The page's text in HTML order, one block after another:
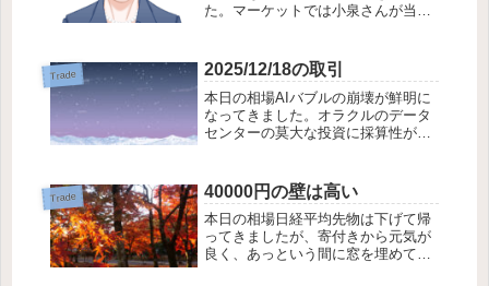
た。マーケットでは小泉さんが当選
した時と、まったく正反対の動きと
なりました。小泉さんで利益確定売
りだろうと思った投...
Trade 2025/12/18の取引
本日の相場AIバブルの崩壊が鮮明に
なってきました。オラクルのデータ
センターの莫大な投資に採算性が問
だが、それにみあったもうけがある
のもなのか？生みの親であるOpenAI
でさえ...
Trade 40000円の壁は高い
本日の相場日経平均先物は下げて帰
ってきましたが、寄付きから元気が
良く、あっという間に窓を埋めてこ